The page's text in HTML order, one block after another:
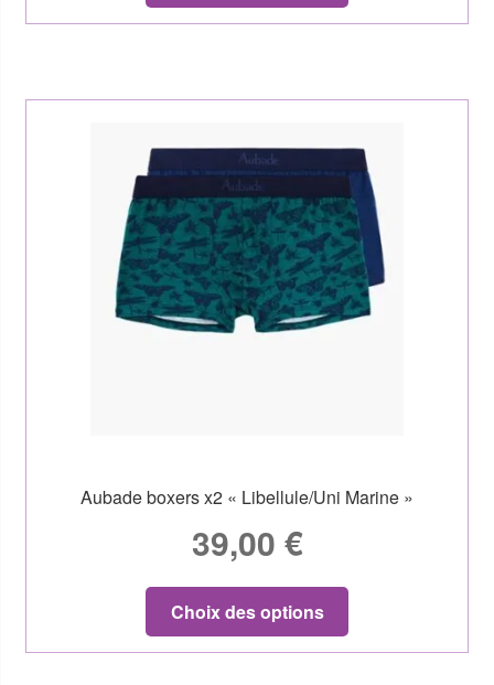
Aubade boxers x2 « Libellule/Uni Marine »
39,00 €
Choix des options